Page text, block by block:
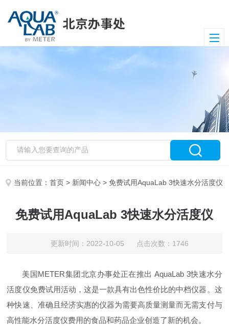
当前位置：首页 > 新闻中心 > 免费试用AquaLab 3快速水分活度仪
免费试用AquaLab 3快速水分活度仪
更新时间：2022-10-05 点击次数：1746
美国METER集团北京办事处正在推出 AquaLab 3快速水分
活度仪免费试用活动，这是一款具有出色性价比的中档仪器。这
种快速、准确且经济实惠的仪器为需要高质量测量而无需支付与
高性能水分活度仪费用的食品和药品企业创造了新的机会。